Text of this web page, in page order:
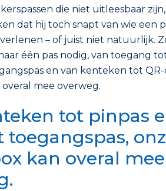
die niet uitleesbaar
dat hij toch snapt van wie een
– of juist niet natuurlijk.
één pas nodig, van toegang
en van kenteken tot
mee overweg.
tot pinpas
toegangspas,
kan overal mee